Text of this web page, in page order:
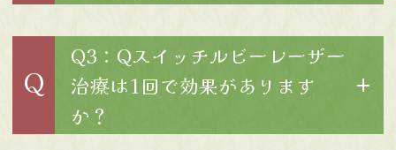
Q
Q3：Qスイッチルビーレーザー
治療は1回で効果があります
か？